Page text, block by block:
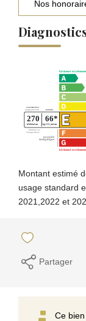
Nos
Montant estimé
usage standard
2021,2022 et
Partager
Ce